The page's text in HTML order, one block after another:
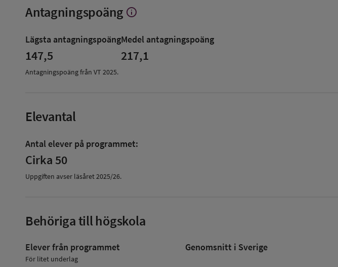
Antagningspoäng Visa
Antagningspoäng
info
Lägsta antagningspoäng
147,5
Medel antagningspoäng
217,1
Antagningspoäng från VT 2025.
Elevantal
Antal elever på programmet:
Cirka 50
Uppgiften avser läsåret2025/26.
Behöriga till högskola
Elever från programmet
För litet underlag
Genomsnitt i Sverige